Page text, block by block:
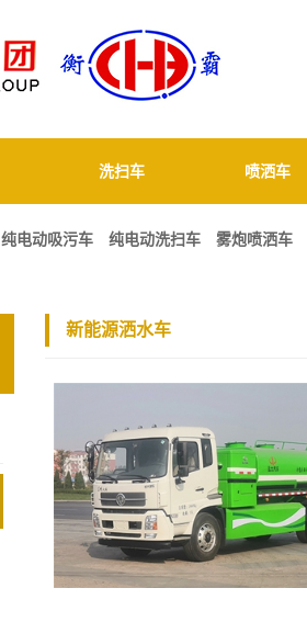
洗扫车 喷洒车
纯电动吸污车 纯电动洗扫车 雾炮喷洒车
新能源洒水车